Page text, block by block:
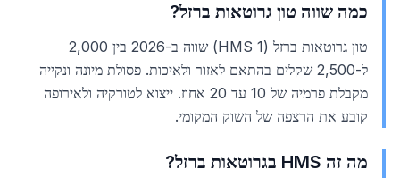
כמה שווה טון גרוטאות ברזל?
טון גרוטאות ברזל (HMS 1) שווה ב-2026 בין 2,000
ל-2,500 שקלים בהתאם לאזור ולאיכות. פסולת מיונה ונקייה
מקבלת פרמיה של 10 עד 20 אחוז. ייצוא לטורקיה ולאירופה
קובע את הרצפה של השוק המקומי.
מה זה HMS בגרוטאות ברזל?